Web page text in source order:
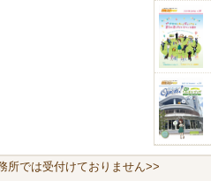
所では受付けておりません>>